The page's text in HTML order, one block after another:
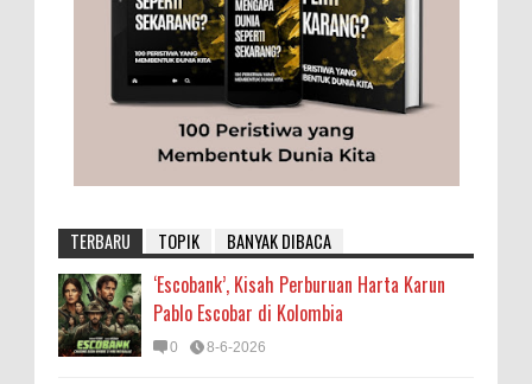
TERBARU TOPIK BANYAK DIBACA
‘Escobank’, Kisah Perburuan Harta Karun
Pablo Escobar di Kolombia
0 8-6-2026